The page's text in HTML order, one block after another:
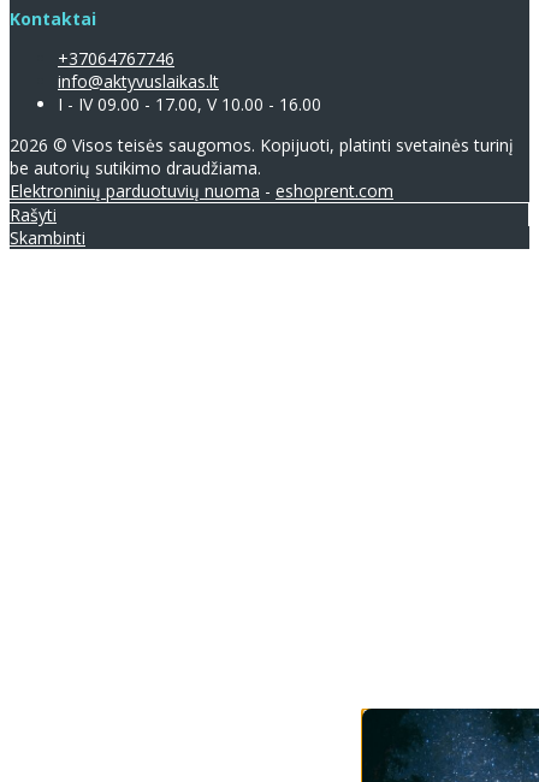
Kontaktai
+37064767746
info@aktyvuslaikas.lt
I - IV 09.00 - 17.00, V 10.00 - 16.00
2026 © Visos teisės saugomos. Kopijuoti, platinti svetainės turinį
be autorių sutikimo draudžiama.
Elektroninių parduotuvių nuoma - eshoprent.com
Rašyti
Skambinti